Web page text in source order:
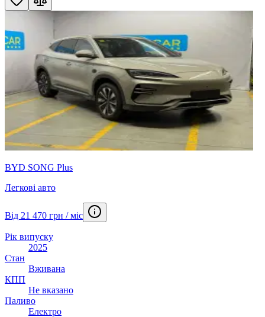
BYD SONG Plus
Легкові авто
Від 21 470 грн / міс
Рік випуску
2025
Стан
Вживана
КПП
Не вказано
Паливо
Електро